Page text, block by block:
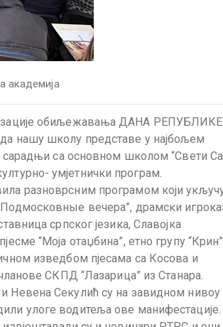
академија
обиљежавања ДАНА РЕПУБЛИКЕ
нашу школу представе у најбољем
сарадњи са основном школом “Свети
умјетнички програм.
разноврсним програмом који
вечера”, драмски
српског језика, Славојка
“Моја отаџбина”, етно групу “Крин”
изведбом пјесама са Косова и
СКПД “Лазарица” из Станара.
Невена Секулић су на завидном нивоу
улоге водитеља ове манифестације.